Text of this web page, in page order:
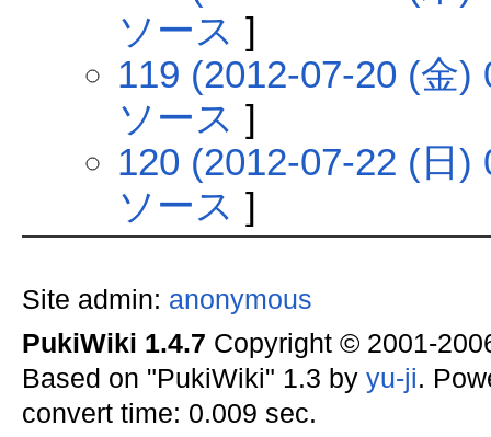
ソース ]
119 (2012-07-20 (金)
ソース ]
120 (2012-07-22 (日)
ソース ]
Site admin: anonymous
PukiWiki 1.4.7 Copyright © 2001-
Based on "PukiWiki" 1.3 by yu-ji.
convert time: 0.009 sec.